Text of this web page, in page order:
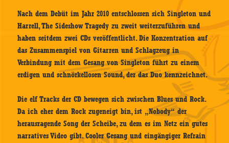
Nach dem Debüt im Jahr 2010 entschlossen sich Singleton und
Harrell, The Sideshow Tragedy zu zweit weiterzuführen und
haben seitdem zwei CDs veröffentlicht. Die Konzentration auf
das Zusammenspiel von Gitarren und Schlagzeug in
Verbindung mit dem Gesang von Singleton führt zu einem
erdigen und schnörkellosen Sound, der das Duo kennzeichnet.
Die elf Tracks der CD bewegen sich zwischen Blues und Rock.
Da ich eher dem Rock zugeneigt bin, ist „Nobody“ der
herausragende Song der Scheibe, zu dem es im Netz ein gutes
narratives Video gibt. Cooler Gesang und eingängiger Refrain